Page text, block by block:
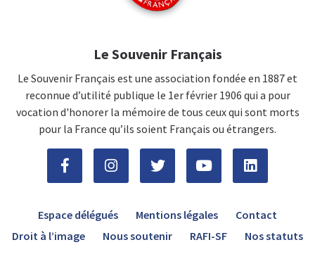
Le Souvenir Français
Le Souvenir Français est une association fondée en 1887 et
reconnue d’utilité publique le 1er février 1906 qui a pour
vocation d'honorer la mémoire de tous ceux qui sont morts
pour la France qu’ils soient Français ou étrangers.
Espace délégués Mentions légales
Contact
Droit à l’image
Nous soutenir RAFI-SF Nos statuts